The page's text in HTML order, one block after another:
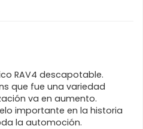
RAV4 descapotable.
que fue una variedad
va en aumento.
importante en la historia
la automoción.